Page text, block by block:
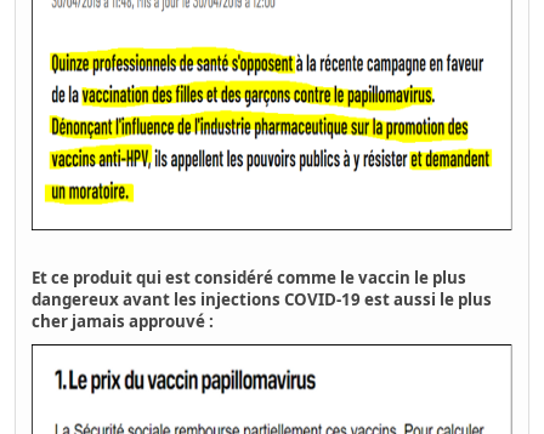
Et ce produit qui est considéré comme le vaccin le plus
dangereux avant les injections COVID-19 est aussi le plus
cher jamais approuvé :